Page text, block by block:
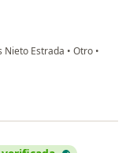
Nieto Estrada • Otro •